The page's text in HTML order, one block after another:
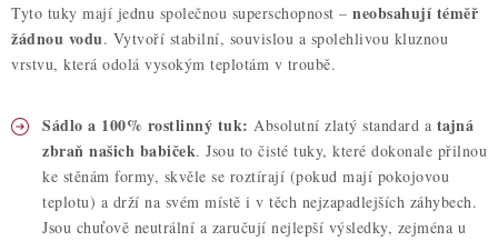
Tyto tuky mají jednu společnou superschopnost – neobsahují téměř
žádnou vodu. Vytvoří stabilní, souvislou a spolehlivou kluznou
vrstvu, která odolá vysokým teplotám v troubě.
Sádlo a 100% rostlinný tuk: Absolutní zlatý standard a tajná
zbraň našich babiček. Jsou to čisté tuky, které dokonale přilnou
ke stěnám formy, skvěle se roztírají (pokud mají pokojovou
teplotu) a drží na svém místě i v těch nejzapadlejších záhybech.
Jsou chuťově neutrální a zaručují nejlepší výsledky, zejména u